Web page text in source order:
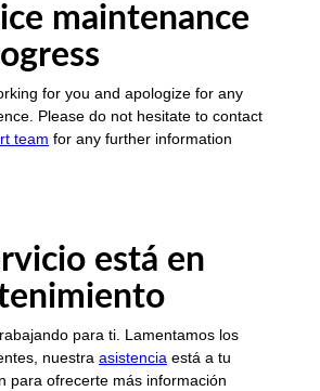
maintenance
for you and apologize for any
Please do not hesitate to contact
team for any further information
está en
para ti. Lamentamos los
nuestra asistencia está a tu
para ofrecerte más información